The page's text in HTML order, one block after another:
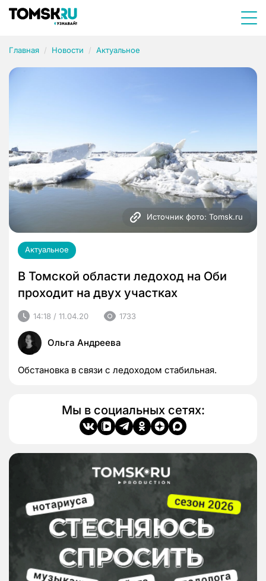
Главная Новости Актуальное
Источник фото: Tomsk.ru
Актуальное
В Томской области ледоход на Оби
проходит на двух участках
14:18 / 11.04.20 1733
Ольга Андреева
Обстановка в связи с ледоходом стабильная.
Мы в социальных сетях: